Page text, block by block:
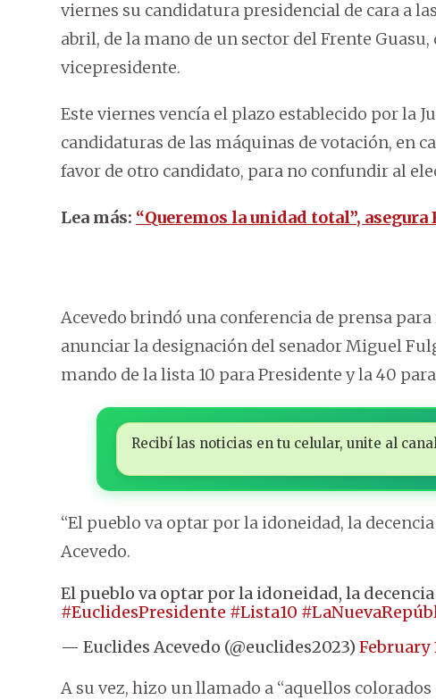
viernes su candidatura presidencial de cara a
abril, de la mano de un sector del Frente
vicepresidente.
Este viernes vencía el plazo establecido por la
candidaturas de las máquinas de votación, en
favor de otro candidato, para no confundir al
Lea más: “Queremos la unidad total”,
Acevedo brindó una conferencia de prensa
anunciar la designación del senador Miguel
mando de la lista 10 para Presidente y la 40
Recibí las noticias en tu celular, unite al
“El pueblo va optar por la idoneidad, la
Acevedo.
El pueblo va optar por la idoneidad, la
#EuclidesPresidente #Lista10
— Euclides Acevedo (@euclides2023) February
A su vez, hizo un llamado a “aquellos